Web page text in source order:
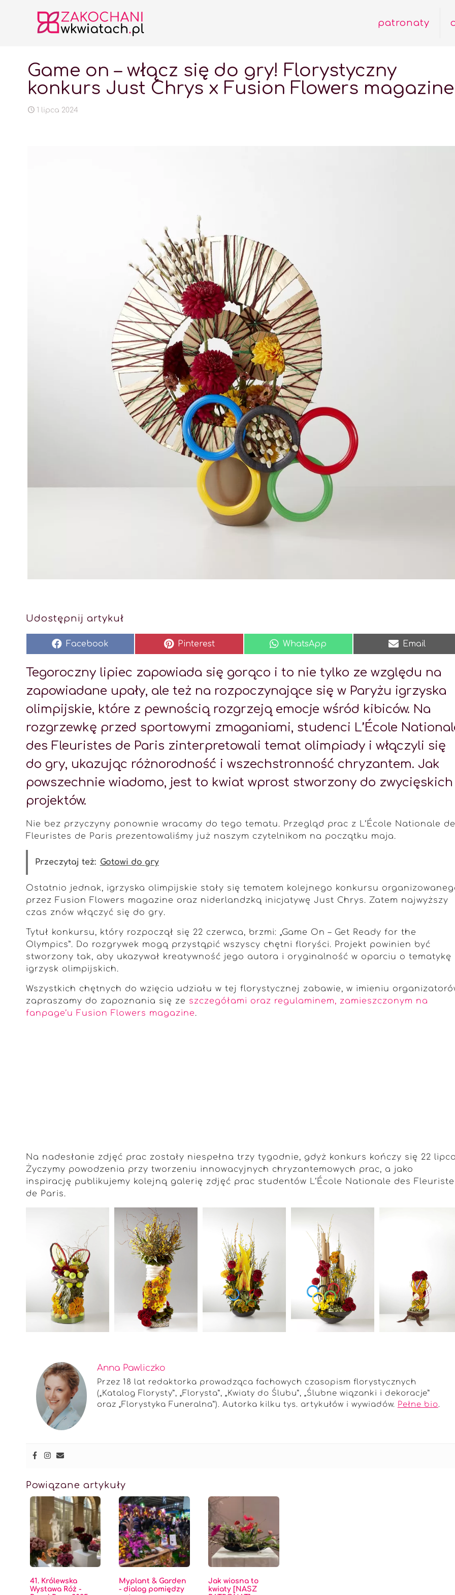
patronaty
Game on – włącz się do gry! Florystyczny
konkurs Just Chrys x Fusion Flowers magazine
1 lipca 2024
Udostępnij artykuł
Facebook Pinterest WhatsApp Email
Tegoroczny lipiec zapowiada się gorąco i to nie tylko ze względu na
zapowiadane upały, ale też na rozpoczynające się w Paryżu igrzyska
olimpijskie, które z pewnością rozgrzeją emocje wśród kibiców. Na
rozgrzewkę przed sportowymi zmaganiami, studenci L’École
des Fleuristes de Paris zinterpretowali temat olimpiady i włączyli się
do gry, ukazując różnorodność i wszechstronność chryzantem. Jak
powszechnie wiadomo, jest to kwiat wprost stworzony do zwycięskich
projektów.
Nie bez przyczyny ponownie wracamy do tego tematu. Przegląd prac z L’École Nationale
Fleuristes de Paris prezentowaliśmy już naszym czytelnikom na początku maja.
Przeczytaj też: Gotowi do gry
Ostatnio jednak, igrzyska olimpijskie stały się tematem kolejnego konkursu
przez Fusion Flowers magazine oraz niderlandzką inicjatywę Just Chrys. Zatem najwyższy
czas znów włączyć się do gry.
Tytuł konkursu, który rozpoczął się 22 czerwca, brzmi: „Game On – Get Ready for the
Olympics”. Do rozgrywek mogą przystąpić wszyscy chętni floryści. Projekt powinien być
stworzony tak, aby ukazywał kreatywność jego autora i oryginalność w oparciu o tematykę
igrzysk olimpijskich.
Wszystkich chętnych do wzięcia udziału w tej florystycznej zabawie, w imieniu
zapraszamy do zapoznania się ze szczegółami oraz regulaminem, zamieszczonym na
fanpage’u Fusion Flowers magazine.
Na nadesłanie zdjęć prac zostały niespełna trzy tygodnie, gdyż konkurs kończy się 22
Życzymy powodzenia przy tworzeniu innowacyjnych chryzantemowych prac, a jako
inspirację publikujemy kolejną galerię zdjęć prac studentów L’École Nationale des
de Paris.
Anna Pawliczko
Przez 18 lat redaktorka prowadząca fachowych czasopism florystycznych
(„Katalog Florysty”, „Florysta”, „Kwiaty do Ślubu”, „Ślubne wiązanki i dekoracje”
oraz „Florystyka Funeralna”). Autorka kilku tys. artykułów i wywiadów. Pełne bio.
Powiązane artykuły
41. Królewska
Wystawa Róż -
Myplant & Garden
- dialog pomiędzy
Jak wiosna to
kwiaty [NASZ